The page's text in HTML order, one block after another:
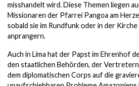
misshandelt wird. Diese Themen liegen
Missionaren der Pfarrei Pangoa am
sobald sie im Rundfunk oder in der
anprangern.
Auch in Lima hat der Papst im Ehrenhof
den staatlichen Behörden, der
dem diplomatischen Corps auf die